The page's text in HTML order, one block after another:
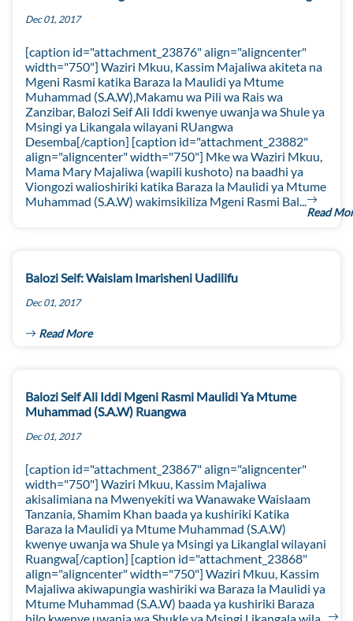
Dec 01, 2017
[caption id="attachment_23876" align="aligncenter"
width="750"] Waziri Mkuu, Kassim Majaliwa akiteta na
Mgeni Rasmi katika Baraza la Maulidi ya Mtume
Muhammad (S.A.W),Makamu wa Pili wa Rais wa
Zanzibar, Balozi Seif Ali Iddi kwenye uwanja wa Shule ya
Msingi ya Likangala wilayani RUangwa
Desemba[/caption] [caption id="attachment_23882"
align="aligncenter" width="750"] Mke wa Waziri Mkuu,
Mama Mary Majaliwa (wapili kushoto) na baadhi ya
Viongozi walioshiriki katika Baraza la Maulidi ya Mtume
Muhammad (S.A.W) wakimsikiliza Mgeni Rasmi Bal...
Read
Balozi Seif: Waislam Imarisheni Uadilifu
Dec 01, 2017
Read More
Balozi Seif Ali Iddi Mgeni Rasmi Maulidi Ya Mtume
Muhammad (S.A.W) Ruangwa
Dec 01, 2017
[caption id="attachment_23867" align="aligncenter"
width="750"] Waziri Mkuu, Kassim Majaliwa
akisalimiana na Mwenyekiti wa Wanawake Waislaam
Tanzania, Shamim Khan baada ya kushiriki Katika
Baraza la Maulidi ya Mtume Muhammad (S.A.W)
kwenye uwanja wa Shule ya Msingi ya Likanglal wilayani
Ruangwa[/caption] [caption id="attachment_23868"
align="aligncenter" width="750"] Waziri Mkuu, Kassim
Majaliwa akiwapungia washiriki wa Baraza la Maulidi ya
Mtume Muhammad (S.A.W) baada ya kushiriki Baraza